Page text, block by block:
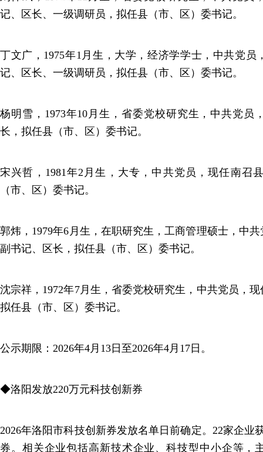
记、区长、一级调研员，拟任县（市、区）委书记。
丁文广，1975年1月生，大学，经济学学士，中共党员
记、区长、一级调研员，拟任县（市、区）委书记。
杨明雪，1973年10月生，省委党校研究生，中共党员
长，拟任县（市、区）委书记。
宋兴哲，1981年2月生，大专，中共党员，现任南召
（市、区）委书记。
郭炜，1979年6月生，在职研究生，工商管理硕士，中
副书记、区长，拟任县（市、区）委书记。
沈宗祥，1972年7月生，省委党校研究生，中共党员，
拟任县（市、区）委书记。
公示期限：2026年4月13日至2026年4月17日。
◆洛阳发放220万元科技创新券
2026年洛阳市科技创新券发放名单日前确定。22家企业
券。相关企业包括高新技术企业、科技型中小企等，